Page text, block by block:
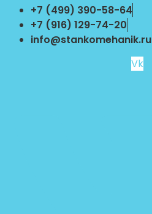
Перейти
содержимому
+7 (499) 390-58-64
+7 (916) 129-74-20
info@stankomehanik.ru
Vk